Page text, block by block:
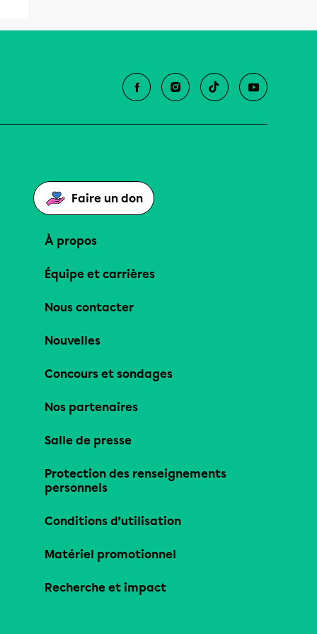
Faire un don
À propos
Équipe et carrières
Nous contacter
Nouvelles
Concours et sondages
Nos partenaires
Salle de presse
Protection des renseignements
personnels
Conditions d’utilisation
Matériel promotionnel
Recherche et impact